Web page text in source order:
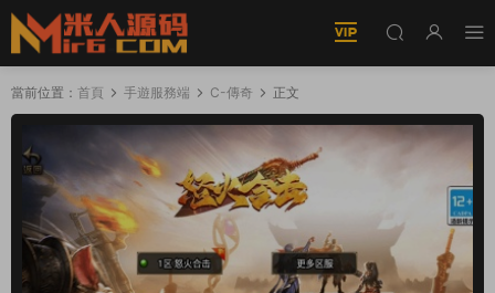
當前位置： 首頁 手遊服務端 C-傳奇 正文